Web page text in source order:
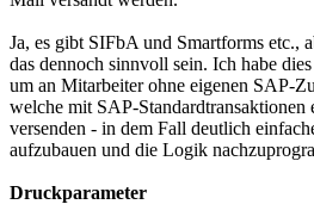
Ja, es gibt SIFbA und Smartforms etc.,
das dennoch sinnvoll sein. Ich habe
um an Mitarbeiter ohne eigenen SAP-
welche mit SAP-Standardtransaktionen
versenden - in dem Fall deutlich
aufzubauen und die Logik
Druckparameter